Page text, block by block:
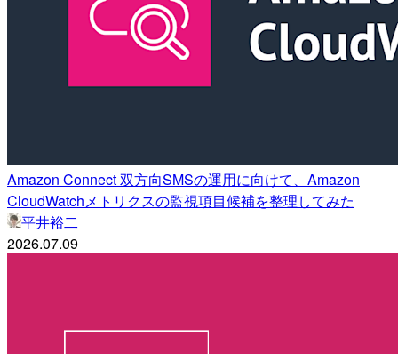
Amazon Connect 双方向SMSの運用に向けて、Amazon
CloudWatchメトリクスの監視項目候補を整理してみた
平井裕二
2026.07.09